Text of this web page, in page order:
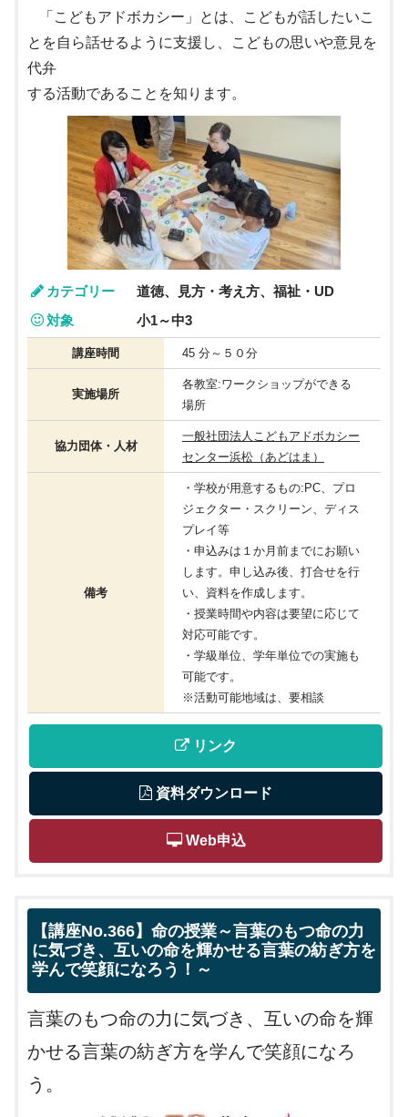
「こどもアドボカシー」とは、こどもが話したいこ
とを自ら話せるように支援し、こどもの思いや意見を
代弁
する活動であることを知ります。
カテゴリー
道徳、見方・考え方、福祉・UD
対象
小1～中3
講座時間 45 分～５０分
実施場所
各教室:ワークショップができる
場所
協力団体・人材
一般社団法人こどもアドボカシー
センター浜松（あどはま）
備考
・学校が用意するもの:PC、プロ
ジェクター・スクリーン、ディス
プレイ等
・申込みは１か月前までにお願い
します。申し込み後、打合せを行
い、資料を作成します。
・授業時間や内容は要望に応じて
対応可能です。
・学級単位、学年単位での実施も
可能です。
※活動可能地域は、要相談
リンク
資料ダウンロード
Web申込
【講座No.366】命の授業～言葉のもつ命の力
に気づき、互いの命を輝かせる言葉の紡ぎ方を
学んで笑顔になろう！～
言葉のもつ命の力に気づき、互いの命を輝
かせる言葉の紡ぎ方を学んで笑顔になろ
う。